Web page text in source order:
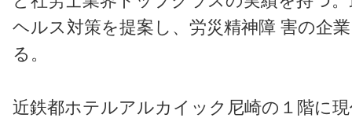
ヘルス対策を提案し、労災精神障 害の企
る。
近鉄都ホテルアルカイック尼崎の１階に